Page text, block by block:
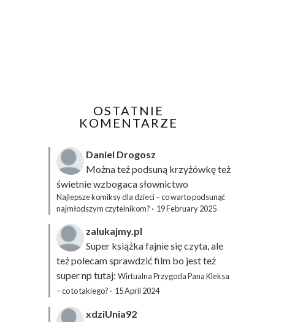
OSTATNIE
KOMENTARZE
Daniel Drogosz
Można też podsuną krzyżówkęteż
świetnie wzbogaca słownictwo
Najlepsze komiksy dla dzieci – co warto podsunąć
najmłodszym czytelnikom? · 19 February 2025
zalukajmy.pl
Super książka fajnie się czyta, ale
też polecam sprawdzić film bo jest też
super np tutaj: Wirtualna Przygoda Pana Kleksa
– co to takiego? · 15 April 2024
xdziUnia92